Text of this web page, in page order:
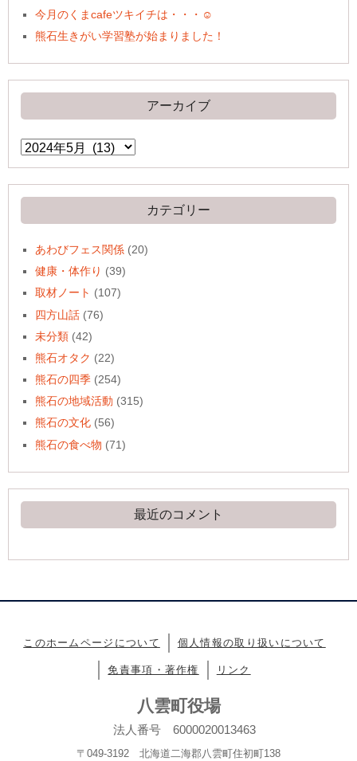
今月のくまcafeツキイチは・・・☺
熊石生きがい学習塾が始まりました！
アーカイブ
ア
ー
イ
ブ
カテゴリー
あわびフェス関係 (20)
健康・体作り (39)
取材ノート (107)
四方山話 (76)
未分類 (42)
熊石オタク (22)
熊石の四季 (254)
熊石の地域活動 (315)
熊石の文化 (56)
熊石の食べ物 (71)
最近のコメント
このホームページについて 個人情報の取り扱いについて
免責事項・著作権 リンク
八雲町役場
法人番号 6000020013463
〒049-3192 北海道二海郡八雲町住初町138